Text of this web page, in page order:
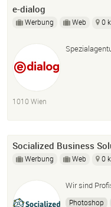
e-dialog
Werbung Web 0
1010 Wien
Socialized Business
Werbung Web 0
Wir sind
Photoshop